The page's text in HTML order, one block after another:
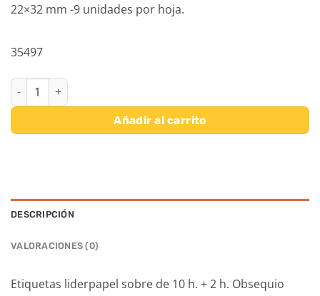
22×32 mm -9 unidades por hoja.
35497
ETIQUETAS ADHESIVAS SOBRE 10+2 MEDIDA: 22X32MM cantidad
Añadir al carrito
DESCRIPCIÓN
VALORACIONES (0)
Etiquetas liderpapel sobre de 10 h. + 2 h. Obsequio